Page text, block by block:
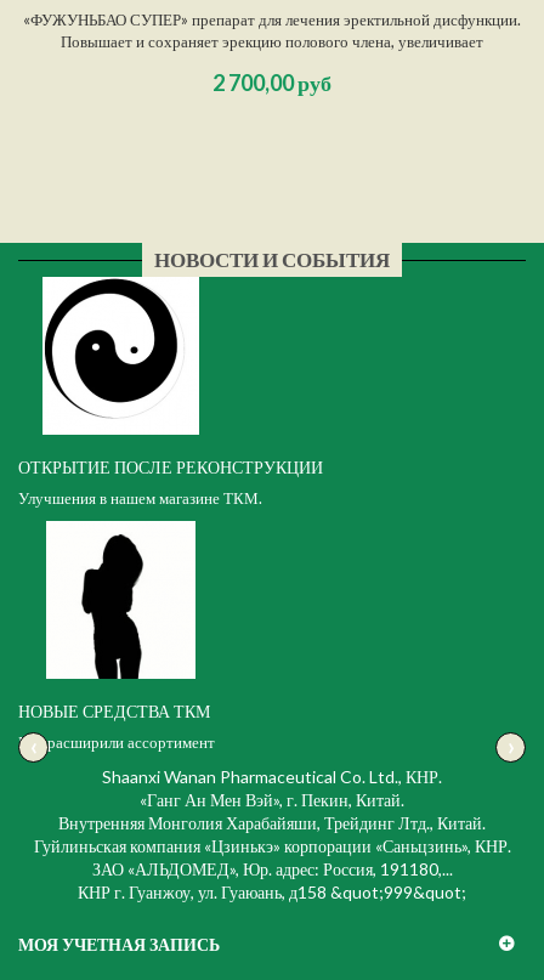
«ФУЖУНЬБАО СУПЕР» препарат для лечения эректильной дисфункции.
Повышает и сохраняет эрекцию полового члена, увеличивает
сферы у мужчины.
2 700,00 руб
НОВОСТИ И СОБЫТИЯ
ОТКРЫТИЕ ПОСЛЕ РЕКОНСТРУКЦИИ
Улучшения в нашем магазине ТКМ.
НОВЫЕ СРЕДСТВА ТКМ
Мы расширили ассортимент
‹ ›
Shaanxi Wanan Pharmaceutical Co. Ltd., КНР.
«Ганг Ан Мен Вэй», г. Пекин, Китай.
Внутренняя Монголия Харабайяши, Трейдинг Лтд., Китай.
Гуйлиньская компания «Цзинькэ» корпорации «Саньцзинь», КНР.
ЗАО «АЛЬДОМЕД», Юр. адрес: Россия, 191180,...
КНР г. Гуанжоу, ул. Гуаюань, д158 &quot;999&quot;
МОЯ УЧЕТНАЯ ЗАПИСЬ